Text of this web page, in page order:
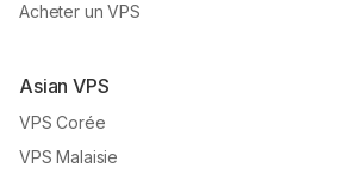
Acheter un VPS
Asian VPS
VPS Corée
VPS Malaisie